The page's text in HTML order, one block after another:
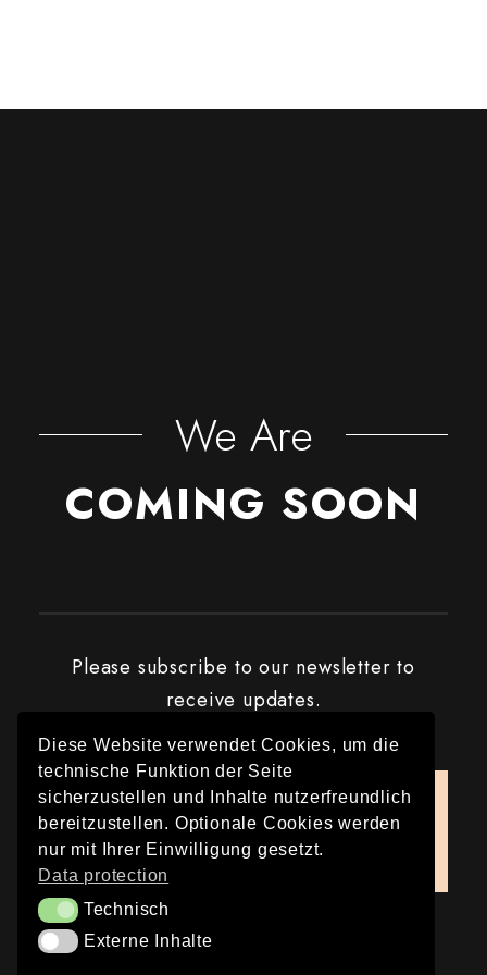
We Are
COMING SOON
Please subscribe to our newsletter to
receive updates.
Please install and activate the
"Newsletter" plugin to show the form.
Diese Website verwendet Cookies, um die
technische Funktion der Seite
sicherzustellen und Inhalte nutzerfreundlich
bereitzustellen. Optionale Cookies werden
nur mit Ihrer Einwilligung gesetzt.
Data protection
TechnischTechnisch
Externe Inhalte
Externe Inhalte